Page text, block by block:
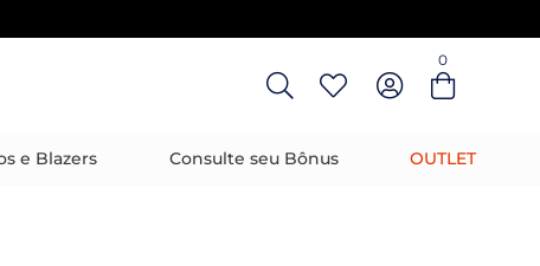
Entre com email ou cpf/cnpj
0
e Blazers Consulte seu Bônus OUTLET